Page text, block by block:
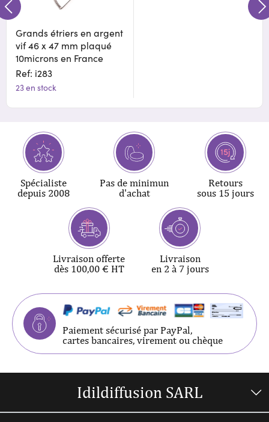
Grands étriers en argent
vif 46 x 47 mm plaqué
10microns en France
Ref: i283
23 en stock
Spécialiste
depuis 2008
Pas de minimun
d'achat
Retours
sous 15 jours
Livraison offerte
dès 100,00 € HT
Livraison
en 2 à 7 jours
Paiement sécurisé par PayPal,
cartes bancaires, virement ou chèque
Idildiffusion SARL